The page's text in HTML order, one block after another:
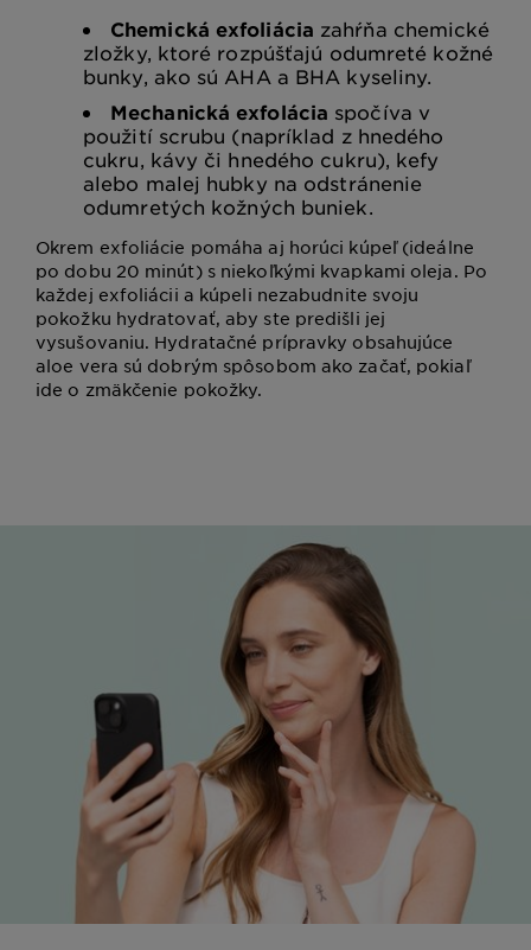
Chemická exfoliácia zahŕňa chemické
zložky, ktoré rozpúšťajú odumreté kožné
bunky, ako sú AHA a BHA kyseliny.
Mechanická exfolácia spočíva v
použití scrubu (napríklad z hnedého
cukru, kávy či hnedého cukru), kefy
alebo malej hubky na odstránenie
odumretých kožných buniek.
Okrem exfoliácie pomáha aj horúci kúpeľ (ideálne
po dobu 20 minút) s niekoľkými kvapkami oleja. Po
každej exfoliácii a kúpeli nezabudnite svoju
pokožku hydratovať, aby ste predišli jej
vysušovaniu. Hydratačné prípravky obsahujúce
aloe vera sú dobrým spôsobom ako začať, pokiaľ
ide o zmäkčenie pokožky.